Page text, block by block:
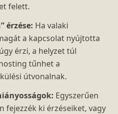
felett.
érzése: Ha valaki
a kapcsolat nyújtotta
érzi, a helyzet túl
tűnhet a
útvonalnak.
Egyszerűen
fejezzék ki érzéseiket, vagy